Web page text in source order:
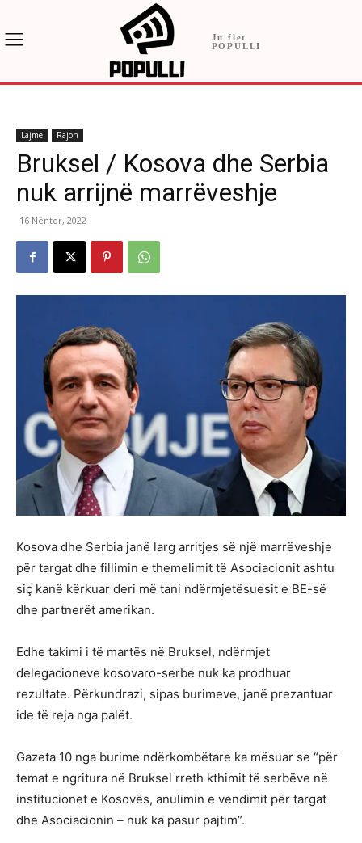
Ju flet
POPULLI
Lajme Rajon
Bruksel / Kosova dhe Serbia
nuk arrijnë marrëveshje
16 Nëntor, 2022
Kosova dhe Serbia janë larg arritjes së një marrëveshje
për targat dhe fillimin e themelimit të Asociacionit ashtu
siç kanë kërkuar deri më tani ndërmjetësuesit e BE-së
dhe partnerët amerikan.
Edhe takimi i të martës në Bruksel, ndërmjet
delegacioneve kosovaro-serbe nuk ka prodhuar
rezultate. Përkundrazi, sipas burimeve, janë prezantuar
ide të reja nga palët.
Gazeta 10 nga burime ndërkombëtare ka mësuar se “për
temat e ngritura në Bruksel rreth kthimit të serbëve në
institucionet e Kosovës, anulimin e vendimit për targat
dhe Asociacionin – nuk ka pasur pajtim”.